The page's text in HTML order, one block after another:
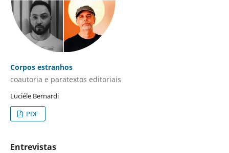
Corpos estranhos
coautoria e paratextos editoriais
Luciéle Bernardi
PDF
Entrevistas